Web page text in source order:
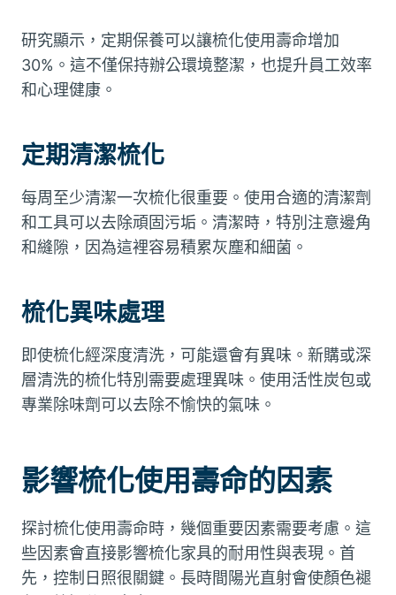
研究顯示，定期保養可以讓梳化使用壽命增加
30%。這不僅保持辦公環境整潔，也提升員工效率
和心理健康。
定期清潔梳化
每周至少清潔一次梳化很重要。使用合適的清潔劑
和工具可以去除頑固污垢。清潔時，特別注意邊角
和縫隙，因為這裡容易積累灰塵和細菌。
梳化異味處理
即使梳化經深度清洗，可能還會有異味。新購或深
層清洗的梳化特別需要處理異味。使用活性炭包或
專業除味劑可以去除不愉快的氣味。
影響梳化使用壽命的因素
探討梳化使用壽命時，幾個重要因素需要考慮。這
些因素會直接影響梳化家具的耐用性與表現。首
先，控制日照很關鍵。長時間陽光直射會使顏色褪